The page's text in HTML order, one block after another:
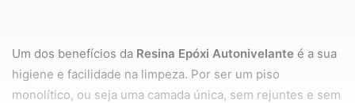
Um dos benefícios da Resina Epóxi Autonivelante é a sua
higiene e facilidade na limpeza. Por ser um piso
monolítico, ou seja uma camada única, sem rejuntes e sem